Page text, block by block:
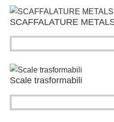
SCAFFALATURE
Scale trasformabili